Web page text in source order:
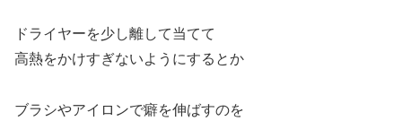
ドライヤーを少し離して当てて
高熱をかけすぎないようにするとか
ブラシやアイロンで癖を伸ばすのを